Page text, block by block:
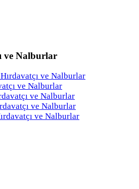
ve Nalburlar
ve Nalburlar
ve Nalburlar
ve Nalburlar
ve Nalburlar
ve Nalburlar